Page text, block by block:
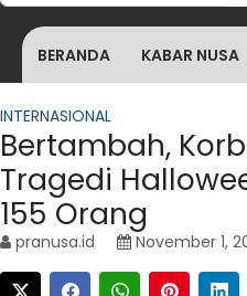
BERANDA KABAR NUSA
INTERNASIONAL
Bertambah,
Tragedi
155 Orang
pranusa.id November 1,